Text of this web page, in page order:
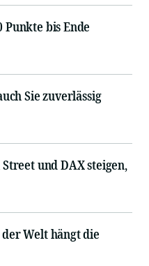
Punkte bis Ende
Sie zuverlässig
und DAX steigen,
Welt hängt die